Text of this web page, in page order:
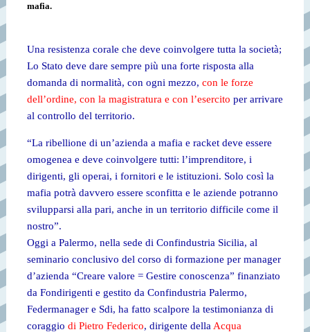
mafia.
Una resistenza corale che deve coinvolgere tutta la società;
Lo Stato deve dare sempre più una forte risposta alla
domanda di normalità, con ogni mezzo, con le forze
dell’ordine, con la magistratura e con l’esercito per arrivare
al controllo del territorio.
“La ribellione di un’azienda a mafia e racket deve essere
omogenea e deve coinvolgere tutti: l’imprenditore, i
dirigenti, gli operai, i fornitori e le istituzioni. Solo così la
mafia potrà davvero essere sconfitta e le aziende potranno
svilupparsi alla pari, anche in un territorio difficile come il
nostro”.
Oggi a Palermo, nella sede di Confindustria Sicilia, al
seminario conclusivo del corso di formazione per manager
d’azienda “Creare valore = Gestire conoscenza” finanziato
da Fondirigenti e gestito da Confindustria Palermo,
Federmanager e Sdi, ha fatto scalpore la testimonianza di
coraggio di Pietro Federico, dirigente della Acqua